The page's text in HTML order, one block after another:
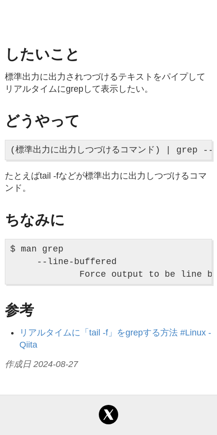
したいこと
標準出力に出力されつづけるテキストをパイプして
リアルタイムにgrepして表示したい。
どうやって
たとえばtail -fなどが標準出力に出力しつづけるコマ
ンド。
ちなみに
$ man grep
     --line-buffered
参考
リアルタイムに「tail -f」をgrepする方法 #Linux -
Qiita
作成日 2024-08-27